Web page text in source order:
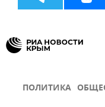
ПОЛИТИКА